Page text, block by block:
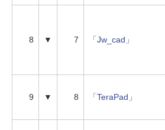
8 ▼ 7 「Jw_cad」
9 ▼ 8 「TeraPad」